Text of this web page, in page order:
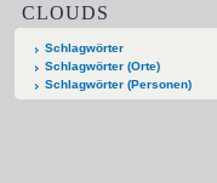
CLOUDS
Schlagwörter
Schlagwörter (Orte)
Schlagwörter (Personen)